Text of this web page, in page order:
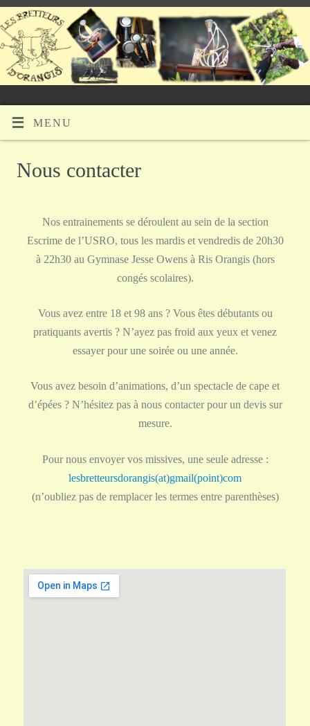
MENU
Nous contacter
Nos entrainements se déroulent au sein de la section
Escrime de l’USRO, tous les mardis et vendredis de 20h30
à 22h30 au Gymnase Jesse Owens à Ris Orangis (hors
congés scolaires).
Vous avez entre 18 et 98 ans ? Vous êtes débutants ou
pratiquants avertis ? N’ayez pas froid aux yeux et venez
essayer pour une soirée ou une année.
Vous avez besoin d’animations, d’un spectacle de cape et
d’épées ? N’hésitez pas à nous contacter​ pour un devis sur
mesure.
Pour nous envoyer vos missives, une seule adresse :
lesbretteursdorangis(at)gmail(point)com
(n’oubliez pas de remplacer les termes entre parenthèses)